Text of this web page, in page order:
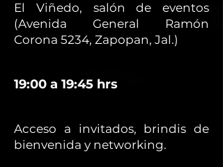
El Viñedo, salón de eventos
(Avenida General Ramón
Corona 5234, Zapopan, Jal.)
19:00 a 19:45 hrs
Acceso a invitados, brindis de
bienvenida y networking.